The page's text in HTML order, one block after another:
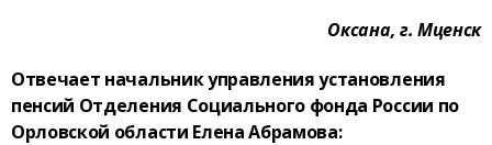
Оксана, г. Мценск
Отвечает начальник управления установления
пенсий Отделения Социального фонда России по
Орловской области Елена Абрамова: